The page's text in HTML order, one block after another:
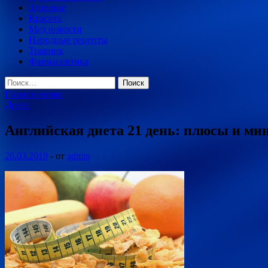
Здоровье
Красота
Мед новости
Народные рецепты
Травник
Фармацевтика
Найти:
Главное меню
Диета
Английская диета 21 день: плюсы и
26.03.2019 - от admin